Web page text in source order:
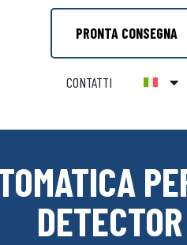
PRONTA CONSEGNA
CONTATTI